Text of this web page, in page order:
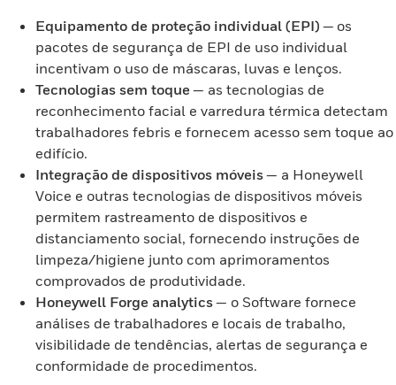
Equipamento de proteção individual (EPI) — os
pacotes de segurança de EPI de uso individual
incentivam o uso de máscaras, luvas e lenços.
Tecnologias sem toque — as tecnologias de
reconhecimento facial e varredura térmica detectam
trabalhadores febris e fornecem acesso sem toque ao
edifício.
Integração de dispositivos móveis— a Honeywell
Voice e outras tecnologias de dispositivos móveis
permitem rastreamento de dispositivos e
distanciamento social, fornecendo instruções de
limpeza/higiene junto com aprimoramentos
comprovados de produtividade.
Honeywell Forge analytics— o Software fornece
análises de trabalhadores e locais de trabalho,
visibilidade de tendências, alertas de segurança e
conformidade de procedimentos.